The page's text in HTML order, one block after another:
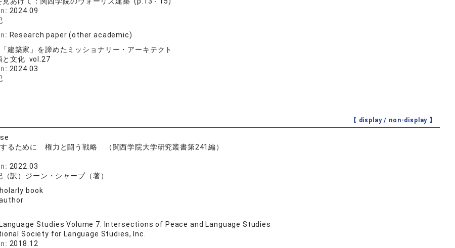
2024.09
Research paper (other academic)
建築家」を諦めたミッショナリー・アーキテクト
と文化 vol.27
2024.03
【 display / non-display 】
るために 権力と闘う戦略 （関西学院大学研究叢書第241編）
2022.03
（訳）ジーン・シャープ（著）
book
Studies Volume 7: Intersections of Peace and Language Studies
Society for Language Studies, Inc.
2018.12